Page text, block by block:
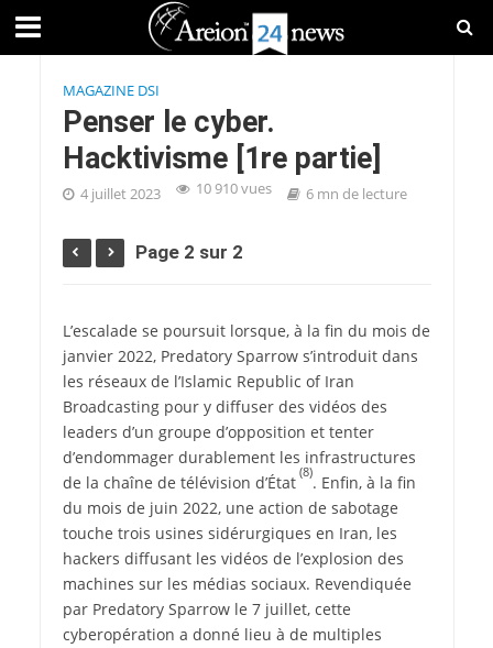
MAGAZINE DSI
Penser le cyber.
Hacktivisme [1re partie]
4 juillet 2023 10 910 vues 6 mn de lecture
Page 2 sur 2
L’escalade se poursuit lorsque, à la fin du mois de
janvier 2022, Predatory Sparrow s’introduit dans
les réseaux de l’Islamic Republic of Iran
Broadcasting pour y diffuser des vidéos des
leaders d’un groupe d’opposition et tenter
d’endommager durablement les infrastructures
de la chaîne de télévision d’État
(8)
. Enfin, à la fin
du mois de juin 2022, une action de sabotage
touche trois usines sidérurgiques en Iran, les
hackers diffusant les vidéos de l’explosion des
machines sur les médias sociaux. Revendiquée
par Predatory Sparrow le 7 juillet, cette
cyberopération a donné lieu à de multiples